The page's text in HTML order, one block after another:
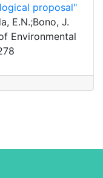
proposal"
E.N.;Bono, J.
Environmental